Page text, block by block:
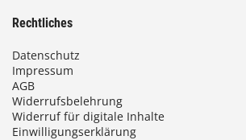
Rechtliches
Datenschutz
Impressum
AGB
Widerrufsbelehrung
Widerruf für digitale Inhalte
Einwilligungserklärung